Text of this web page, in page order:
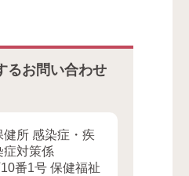
るお問い合わせ
健所 感染症・疾
症対策係
番1号 保健福祉